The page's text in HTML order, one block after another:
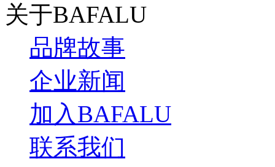
关于BAFALU
品牌故事
企业新闻
加入BAFALU
联系我们